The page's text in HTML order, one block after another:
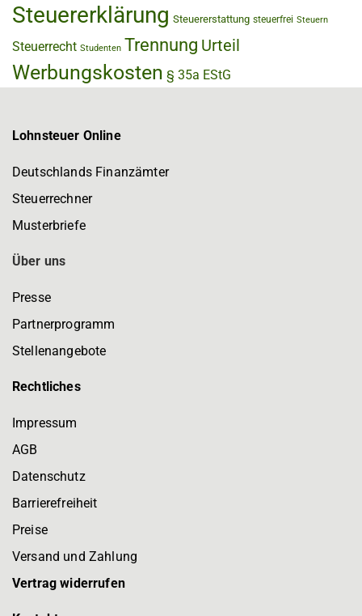
Steuererklärung Steuererstattung steuerfrei Steuern
Steuerrecht Studenten Trennung Urteil
Werbungskosten § 35a EStG
Lohnsteuer Online
Deutschlands Finanzämter
Steuerrechner
Musterbriefe
Über uns
Presse
Partnerprogramm
Stellenangebote
Rechtliches
Impressum
AGB
Datenschutz
Barrierefreiheit
Preise
Versand und Zahlung
Vertrag widerrufen